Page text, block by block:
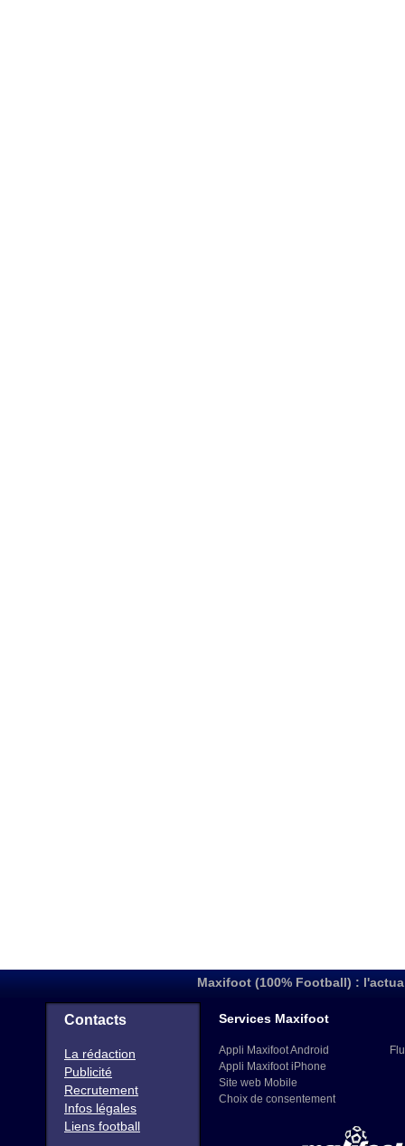
Maxifoot (100% Football) :
Contacts
La rédaction
Publicité
Recrutement
Infos légales
Liens football
Services Maxifoot
Appli Maxifoot Android
Appli Maxifoot iPhone
Site web Mobile
Choix de consentement